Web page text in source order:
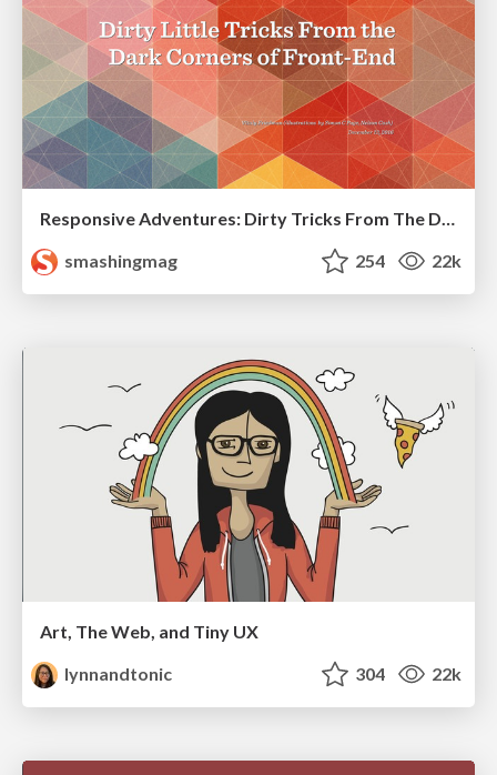
smashingmag
254 22k
Art, The Web, and Tiny UX
lynnandtonic
304 22k